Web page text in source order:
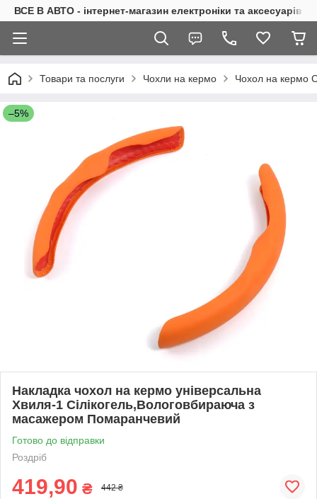
ВСЕ В АВТО - інтернет-магазин електроніки та аксесуарів в
Товари та послуги Чохли на кермо Чохол на кермо
–5%
Накладка чохол на кермо універсальна
Хвиля-1 Сілікогель,Вологовбираюча з
масажером Помаранчевий
Готово до відправки
Роздріб
419,90 ₴ 442 ₴